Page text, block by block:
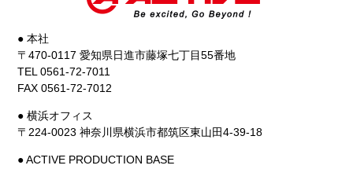
● 本社
〒470-0117 愛知県日進市藤塚七丁目55番地
TEL 0561-72-7011
FAX 0561-72-7012
● 横浜オフィス
〒224-0023 神奈川県横浜市都筑区東山田4-39-18
● ACTIVE PRODUCTION BASE